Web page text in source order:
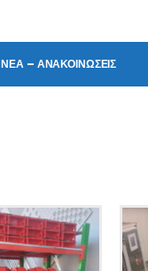
ΝΈΑ – ΑΝΑΚΟΙΝΏΣΕΙΣ